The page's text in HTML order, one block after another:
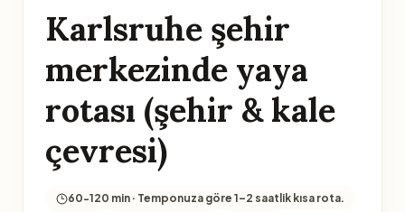
Karlsruhe şehir
merkezinde yaya
rotası (şehir & kale
çevresi)
60-120 min · Temponuza göre 1–2 saatlik kısa rota.